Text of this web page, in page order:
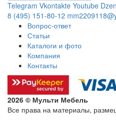
Telegram Vkontakte Youtube Dzen
8 (495) 151-80-12
Вопрос-ответ
Статьи
Каталоги и фото
Компания
Контакты
2026 © Мульти Мебель
Все права на материалы,